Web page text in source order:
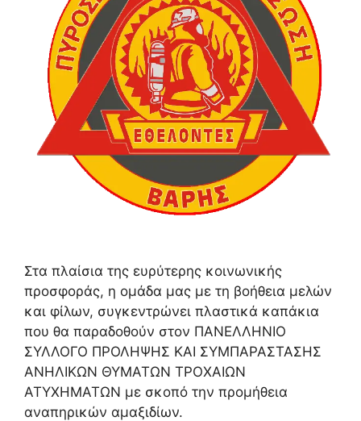
Στα πλαίσια της ευρύτερης κοινωνικής
προσφοράς, η ομάδα μας με τη βοήθεια μελών
και φίλων, συγκεντρώνει πλαστικά καπάκια
που θα παραδοθούν στον ΠΑΝΕΛΛΗΝΙΟ
ΣΥΛΛΟΓΟ ΠΡΟΛΗΨΗΣ ΚΑΙ ΣΥΜΠΑΡΑΣΤΑΣΗΣ
ΑΝΗΛΙΚΩΝ ΘΥΜΑΤΩΝ ΤΡΟΧΑΙΩΝ
ΑΤΥΧΗΜΑΤΩΝ με σκοπό την προμήθεια
αναπηρικών αμαξιδίων.